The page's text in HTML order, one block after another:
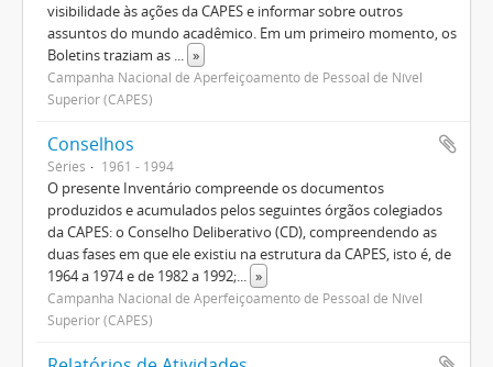
visibilidade às ações da CAPES e informar sobre outros
assuntos do mundo acadêmico. Em um primeiro momento, os
Boletins traziam as ... »
Campanha Nacional de Aperfeiçoamento de Pessoal de Nível
Superior (CAPES)
Conselhos
Séries 1961 - 1994
O presente Inventário compreende os documentos
produzidos e acumulados pelos seguintes órgãos colegiados
da CAPES: o Conselho Deliberativo (CD), compreendendo as
duas fases em que ele existiu na estrutura da CAPES, isto é, de
1964 a 1974 e de 1982 a 1992;... »
Campanha Nacional de Aperfeiçoamento de Pessoal de Nível
Superior (CAPES)